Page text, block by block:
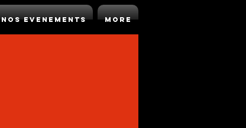
Nos Evenements More